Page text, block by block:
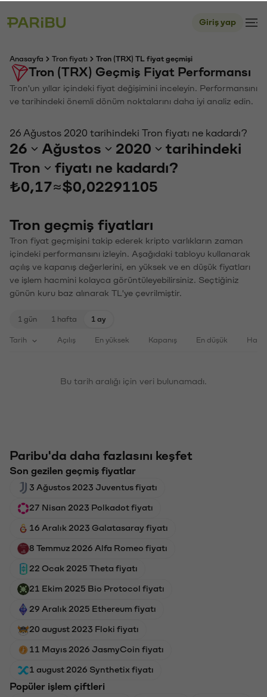
Giriş yap
Anasayfa Tron fiyatı Tron (TRX) TL fiyat geçmişi
Tron (TRX) Geçmiş Fiyat Performansı
Tron'un yıllar içindeki fiyat değişimini inceleyin. Performansını
ve tarihindeki önemli dönüm noktalarını daha iyi analiz edin.
26 Ağustos 2020 tarihindeki Tron fiyatı ne kadardı?
26 Ağustos 2020
tarihindeki
Tron
fiyatı ne kadardı?
₺0,17≈$0,02291105
Tron geçmiş fiyatları
Tron fiyat geçmişini takip ederek kripto varlıkların zaman
içindeki performansını izleyin. Aşağıdaki tabloyu kullanarak
açılış ve kapanış değerlerini, en yüksek ve en düşük fiyatları
ve işlem hacmini kolayca görüntüleyebilirsiniz. Seçtiğiniz
günün kuru baz alınarak TL'ye çevrilmiştir.
1 gün 1 hafta 1 ay
Tarih Açılış En yüksek Kapanış En düşük
Bu tarih aralığı için veri bulunamadı.
Paribu'da daha fazlasını keşfet
Son gezilen geçmiş fiyatlar
3 Ağustos 2023 Juventus fiyatı
27 Nisan 2023 Polkadot fiyatı
16 Aralık 2023 Galatasaray fiyatı
8 Temmuz 2026 Alfa Romeo fiyatı
22 Ocak 2025 Theta fiyatı
21 Ekim 2025 Bio Protocol fiyatı
29 Aralık 2025 Ethereum fiyatı
20 august 2023 Floki fiyatı
11 Mayıs 2026 JasmyCoin fiyatı
1 august 2026 Synthetix fiyatı
Popüler işlem çiftleri